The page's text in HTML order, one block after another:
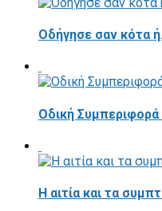
Οδήγησε σαν κότα
Οδική Συμπεριφορά
Η αιτία και τα